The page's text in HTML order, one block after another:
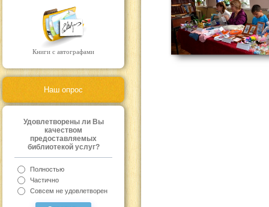
Книги с автографами
Наш опрос
Удовлетворены ли Вы
качеством
предоставляемых
библиотекой услуг?
Полностью
Частично
Совсем не удовлетворен